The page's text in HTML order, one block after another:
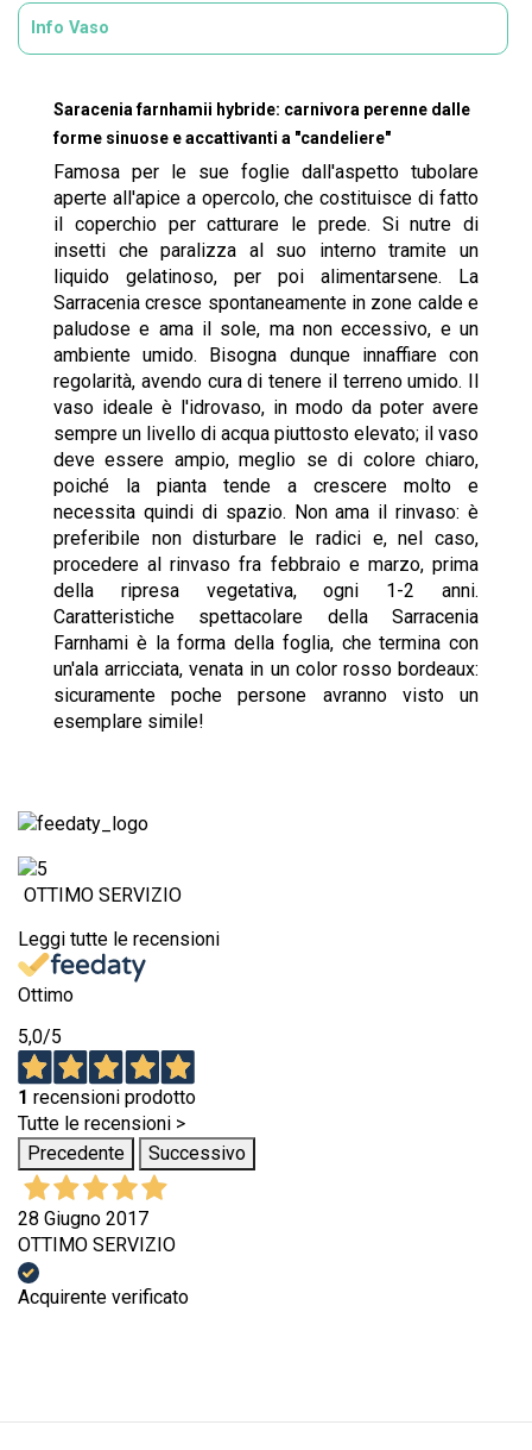
Info Vaso
Saracenia farnhamii hybride: carnivora perenne dalle
forme sinuose e accattivanti a "candeliere"
Famosa per le sue foglie dall'aspetto tubolare
aperte all'apice a opercolo, che costituisce di fatto
il coperchio per catturare le prede. Si nutre di
insetti che paralizza al suo interno tramite un
liquido gelatinoso, per poi alimentarsene. La
Sarracenia cresce spontaneamente in zone calde e
paludose e ama il sole, ma non eccessivo, e un
ambiente umido. Bisogna dunque innaffiare con
regolarità, avendo cura di tenere il terreno umido. Il
vaso ideale è l'idrovaso, in modo da poter avere
sempre un livello di acqua piuttosto elevato; il vaso
deve essere ampio, meglio se di colore chiaro,
poiché la pianta tende a crescere molto e
necessita quindi di spazio. Non ama il rinvaso: è
preferibile non disturbare le radici e, nel caso,
procedere al rinvaso fra febbraio e marzo, prima
della ripresa vegetativa, ogni 1-2 anni.
Caratteristiche spettacolare della Sarracenia
Farnhami è la forma della foglia, che termina con
un'ala arricciata, venata in un color rosso bordeaux:
sicuramente poche persone avranno visto un
esemplare simile!
OTTIMO SERVIZIO
Leggi tutte le recensioni
Ottimo
5,0/5
1 recensioni prodotto
Tutte le recensioni >
Precedente
Successivo
28 Giugno 2017
OTTIMO SERVIZIO
Acquirente verificato